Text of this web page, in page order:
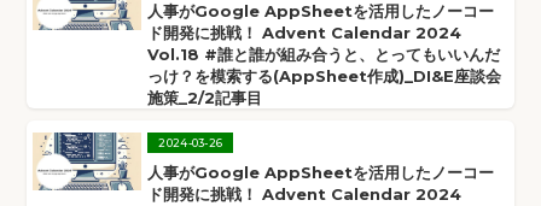
人事がGoogle AppSheetを活用したノーコー
ド開発に挑戦！ Advent Calendar 2024
Vol.18 #誰と誰が組み合うと、とってもいいんだ
っけ？を模索する(AppSheet作成)_DI&E座談会
施策_2/2記事目
2024-03-26
人事がGoogle AppSheetを活用したノーコー
ド開発に挑戦！ Advent Calendar 2024